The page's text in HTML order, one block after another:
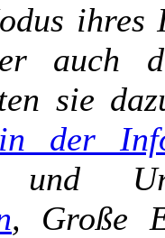
ihres
auch
sie
der
und
, Große